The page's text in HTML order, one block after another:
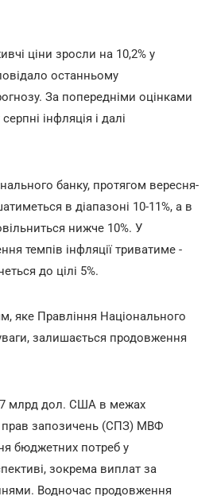
ціни зросли на 10,2% у
останньому
За попередніми оцінками
інфляція і далі
банку, протягом вересня-
в діапазоні 10-11%, а в
нижче 10%. У
темпів інфляції триватиме -
до цілі 5%.
яке Правління Національного
залишається продовження
млрд дол. США в межах
прав запозичень (СПЗ) МВФ
бюджетних потреб у
зокрема виплат за
Водночас продовження